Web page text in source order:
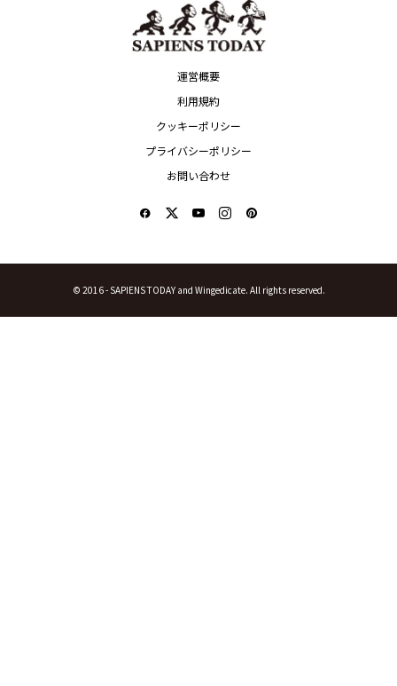
運営概要
利用規約
クッキーポリシー
プライバシーポリシー
お問い合わせ
© 2016 -SAPIENS TODAY and Wingedicate. All rights reserved.